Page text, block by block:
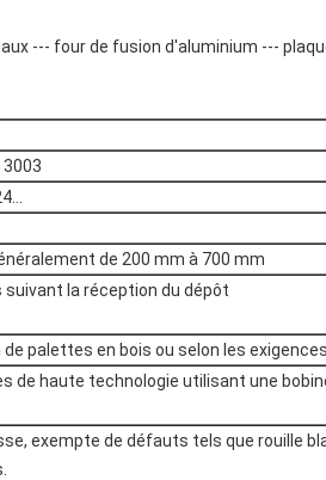
--- four de fusion d'aluminium ---
3003
de 200 mm à 700 mm
suivant la réception du dépôt
palettes en bois ou selon les
de haute technologie utilisant une
exempte de défauts tels que rouille